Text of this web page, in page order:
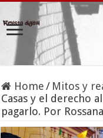
Home / Mitos y
Casas y el derecho
pagarlo. Por